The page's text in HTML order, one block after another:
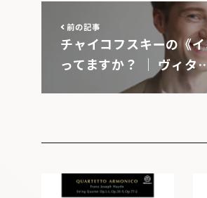
前の記事
チャイコフスキーの《
ってますか？ ｜ ヴィタ